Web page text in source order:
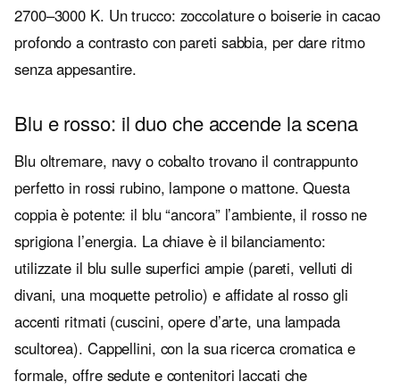
2700–3000 K. Un trucco: zoccolature o boiserie in cacao
profondo a contrasto con pareti sabbia, per dare ritmo
senza appesantire.
Blu e rosso: il duo che accende la scena
Blu oltremare, navy o cobalto trovano il contrappunto
perfetto in rossi rubino, lampone o mattone. Questa
coppia è potente: il blu “ancora” l’ambiente, il rosso ne
sprigiona l’energia. La chiave è il bilanciamento:
utilizzate il blu sulle superfici ampie (pareti, velluti di
divani, una moquette petrolio) e affidate al rosso gli
accenti ritmati (cuscini, opere d’arte, una lampada
scultorea). Cappellini, con la sua ricerca cromatica e
formale, offre sedute e contenitori laccati che